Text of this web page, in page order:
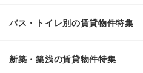
バス・トイレ別の賃貸物件特集
新築・築浅の賃貸物件特集